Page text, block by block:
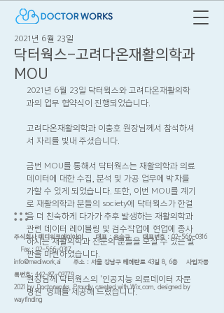
닥터웍스-고려다온재활의학과
MOU
2021년 6월 23일
2021년 6월 23일 닥터웍스와 고려다온재활의학
과의 업무 협약식이 진행되었습니다.
고려다온재활의학과 이충호 원장님께서 참석하셔
서 자리를 빛내 주셨습니다.
금번 MOU를 통해서 닥터웍스는 재활의학과 의료
데이터에 대한 수집, 분석 및 가공 업무에 박차를
가할 수 있게 되었습니다. 또한, 이번 MOU를 계기
로 재활의학과 분들의 society에 닥터웍스가 한걸
음 더 친숙하게 다가가 추후 발생하는 재활의학과
관련 데이터 레이블링 및 검수작업에 현업에 종사
하시는 재활의학과 전문의 분들을 모실 수 있는 발
판을 마련하였습니다.
원장님께 닥터웍스의 '인공지능 의료데이터 자문
병원' 명패를 제공해 드렸습니다.
주식회사 메디워크에이아이 대표 : 윤승규 대표번호 :02-566-0316
Fax :02-566-0317
info@mediwork.ai 주소 : 서울 강남구 테헤란로 43길 8, 6층 사업자등
록번호:442-87-03779
2021 by Doctorworks, Proudly created with Wix.com. designed by
wayfinding